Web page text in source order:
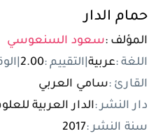
حمام الدار
المؤلف :سعود السنعوسي
اللغة :عربية التقييم :2.00
القارئ :سامي العربي
دار النشر :الدار العربية
سنة النشر :2017